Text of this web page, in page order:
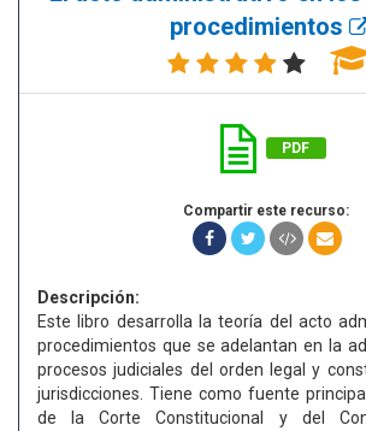
procedimientos
PDF
Compartir este recurso:
Descripción:
Este libro desarrolla la teoría del acto
procedimientos que se adelantan en la
procesos judiciales del orden legal y
jurisdicciones. Tiene como fuente
de la Corte Constitucional y del